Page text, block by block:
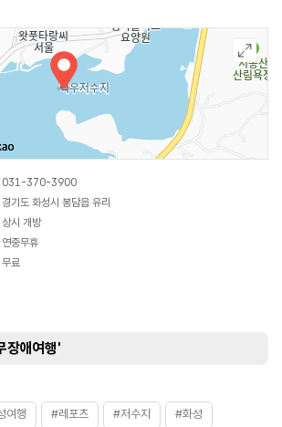
031-370-3900
경기도 화성시 봉담읍 유리
상시 개방
연중무휴
무료
장애여행'
여행 #레포츠 #저수지 #화성